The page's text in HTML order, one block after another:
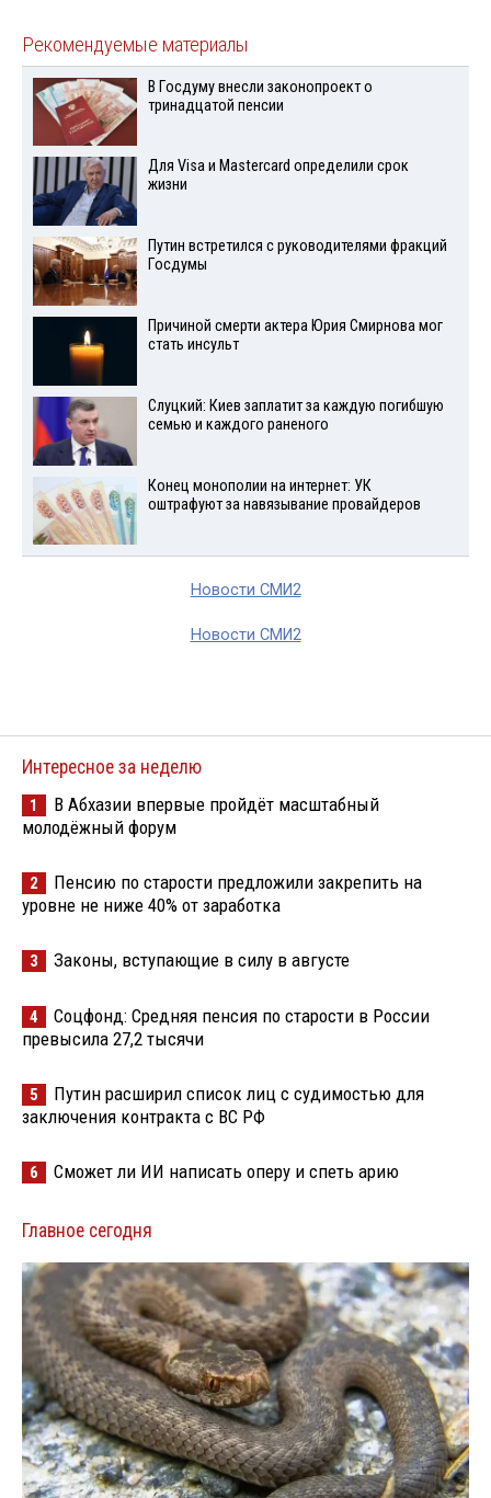
Рекомендуемые материалы
В Госдуму внесли законопроект о
тринадцатой пенсии
Для Visа и Mastercard определили срок
жизни
Путин встретился с руководителями фракций
Госдумы
Причиной смерти актера Юрия Смирнова мог
стать инсульт
Слуцкий: Киев заплатит за каждую погибшую
семью и каждого раненого
Конец монополии на интернет: УК
оштрафуют за навязывание провайдеров
Новости СМИ2
Новости СМИ2
Интересное за неделю
1
В Абхазии впервые пройдёт масштабный
молодёжный форум
2
Пенсию по старости предложили закрепить на
уровне не ниже 40% от заработка
3 Законы, вступающие в силу в августе
4
Соцфонд: Средняя пенсия по старости в России
превысила 27,2 тысячи
5
Путин расширил список лиц с судимостью для
заключения контракта с ВС РФ
6 Сможет ли ИИ написать оперу и спеть арию
Главное сегодня